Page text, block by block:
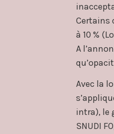
Certains
à 10 %
A
Avec la
intra), le
SNUDI